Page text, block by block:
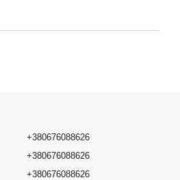
+380676088626
+380676088626
+380676088626